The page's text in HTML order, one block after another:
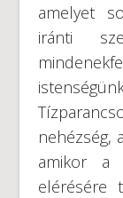
amelyet
iránti
nehézség,
amikor a
elérésére